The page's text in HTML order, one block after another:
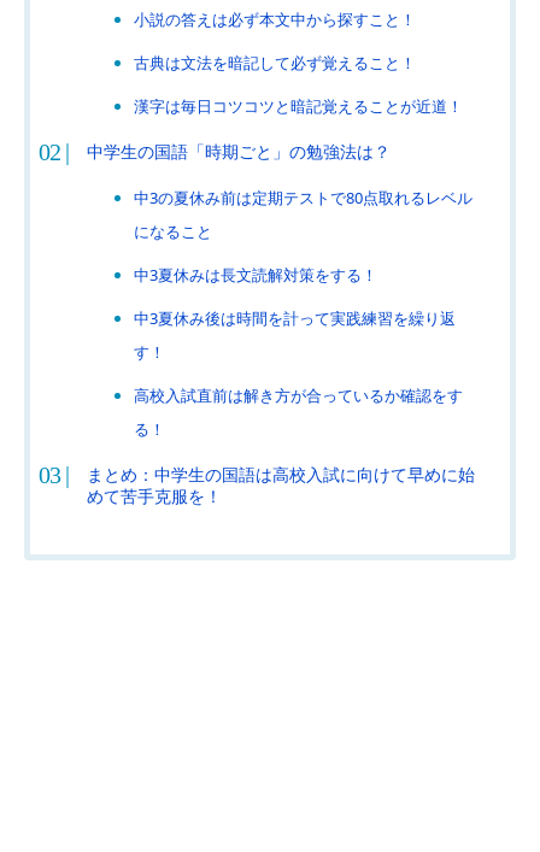
小説の答えは必ず本文中から探すこと！
古典は文法を暗記して必ず覚えること！
漢字は毎日コツコツと暗記覚えることが近道！
中学生の国語「時期ごと」の勉強法は？
中3の夏休み前は定期テストで80点取れるレベル
になること
中3夏休みは長文読解対策をする！
中3夏休み後は時間を計って実践練習を繰り返
す！
高校入試直前は解き方が合っているか確認をす
る！
まとめ：中学生の国語は高校入試に向けて早めに始
めて苦手克服を！